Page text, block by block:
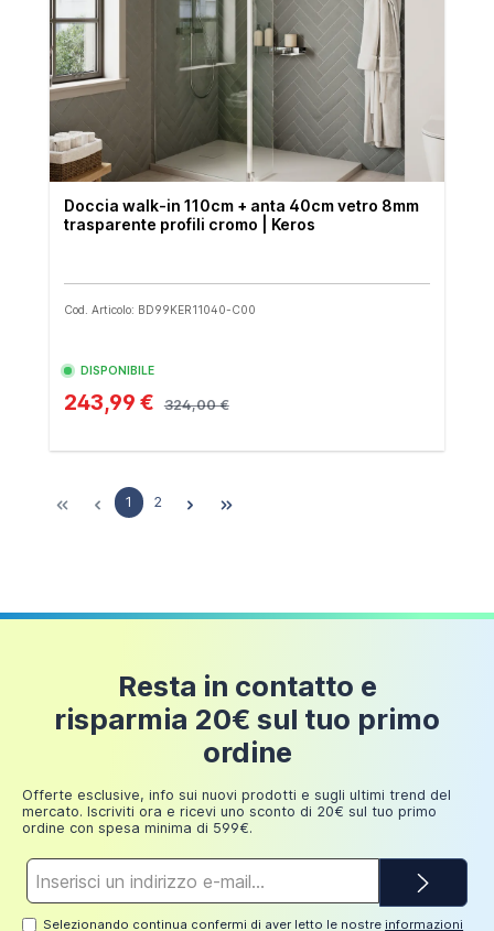
Doccia walk-in 110cm + anta 40cm vetro 8mm
trasparente profili cromo | Keros
Cod. Articolo: BD99KER11040-C00
DISPONIBILE
243,99 € 324,00 €
1 2
Resta in contatto e
risparmia 20€ sul tuo primo
ordine
Offerte esclusive, info sui nuovi prodotti e sugli ultimi trend del
mercato. Iscriviti ora e ricevi uno sconto di 20€ sul tuo primo
ordine con spesa minima di 599€.
e-
Selezionando continua confermi di aver letto le nostreinformazioni